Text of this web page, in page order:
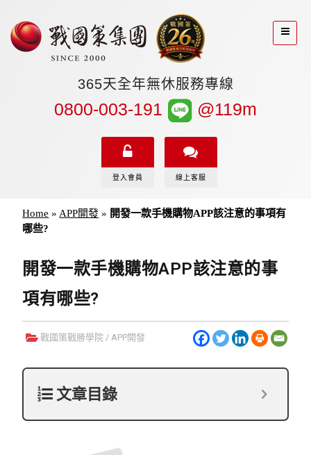
365天全年無休服務專線
0800-003-191 @119m
登入會員 線上客服
Home »APP開發 » 開發一款手機購物APP該注意的事項有
哪些?
開發一款手機購物APP該注意的事
項有哪些?
戰國策戰勝學院 /APP開發
文章目錄